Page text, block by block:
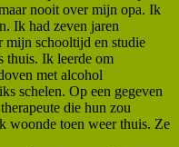
nooit over mijn opa. Ik
Ik had zeven jaren
mijn schooltijd en studie
thuis. Ik leerde om
met alcohol
schelen. Op een gegeven
die hun zou
woonde toen weer thuis. Ze